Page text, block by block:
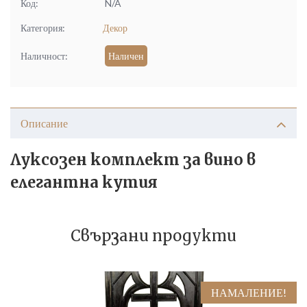
Код: N/A
Категория: Декор
Наличност: Наличен
Описание
Луксозен комплект за вино в
елегантна кутия
Свързани продукти
НАМАЛЕНИЕ!